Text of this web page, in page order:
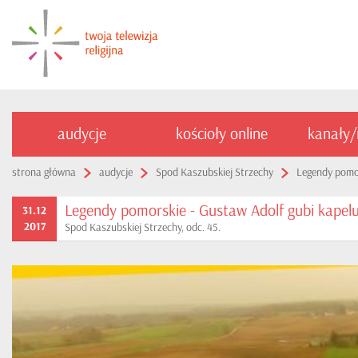
audycje kościoły online
strona główna audycje Spod Kaszubskiej Strzechy Legendy
31.12
2017
Legendy pomorskie - Gustaw Adolf gubi
Spod Kaszubskiej Strzechy, odc. 45.